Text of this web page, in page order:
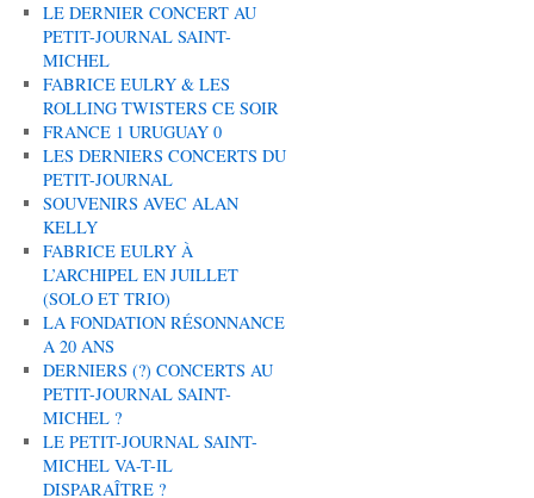
LE DERNIER CONCERT AU
PETIT-JOURNAL SAINT-
MICHEL
FABRICE EULRY & LES
ROLLING TWISTERS CE SOIR
FRANCE 1 URUGUAY 0
LES DERNIERS CONCERTS DU
PETIT-JOURNAL
SOUVENIRS AVEC ALAN
KELLY
FABRICE EULRY À
L’ARCHIPEL EN JUILLET
(SOLO ET TRIO)
LA FONDATION RÉSONNANCE
A 20 ANS
DERNIERS (?) CONCERTS AU
PETIT-JOURNAL SAINT-
MICHEL ?
LE PETIT-JOURNAL SAINT-
MICHEL VA-T-IL
DISPARAÎTRE ?